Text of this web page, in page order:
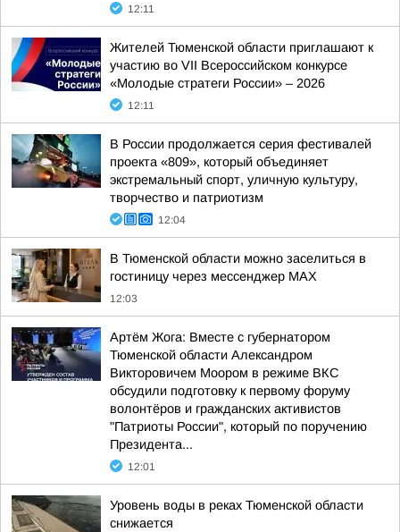
12:11
Жителей Тюменской области приглашают к
участию во VII Всероссийском конкурсе
«Молодые стратеги России» – 2026
12:11
В России продолжается серия фестивалей
проекта «809», который объединяет
экстремальный спорт, уличную культуру,
творчество и патриотизм
12:04
В Тюменской области можно заселиться в
гостиницу через мессенджер MAX
12:03
Артём Жога: Вместе с губернатором
Тюменской области Александром
Викторовичем Моором в режиме ВКС
обсудили подготовку к первому форуму
волонтёров и гражданских активистов
"Патриоты России", который по поручению
Президента...
12:01
Уровень воды в реках Тюменской области
снижается